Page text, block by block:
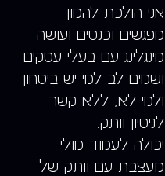
אני הולכת להמון
מפגשים וכנסים ועושה
מינגלינג עם בעלי עסקים
ושמים לב למי יש ביטחון
ולמי לא, ללא קשר
לניסיון וותק.
יכולה לעמוד מולי
מעצבת עם וותק של